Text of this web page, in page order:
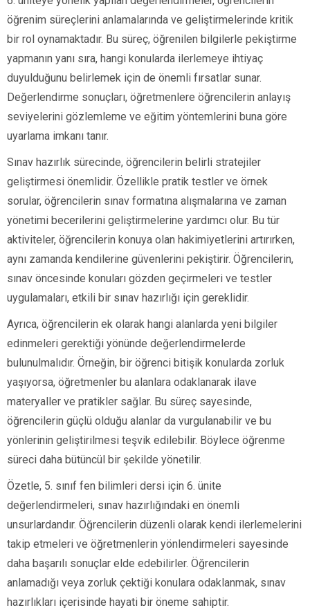
öğrenim süreçlerini anlamalarında ve geliştirmelerinde kritik
bir rol oynamaktadır. Bu süreç, öğrenilen bilgilerle pekiştirme
yapmanın yanı sıra, hangi konularda ilerlemeye ihtiyaç
duyulduğunu belirlemek için de önemli fırsatlar sunar.
Değerlendirme sonuçları, öğretmenlere öğrencilerin anlayış
seviyelerini gözlemleme ve eğitim yöntemlerini buna göre
uyarlama imkanı tanır.
Sınav hazırlık sürecinde, öğrencilerin belirli stratejiler
geliştirmesi önemlidir. Özellikle pratik testler ve örnek
sorular, öğrencilerin sınav formatına alışmalarına ve zaman
yönetimi becerilerini geliştirmelerine yardımcı olur. Bu tür
aktiviteler, öğrencilerin konuya olan hakimiyetlerini artırırken,
aynı zamanda kendilerine güvenlerini pekiştirir. Öğrencilerin,
sınav öncesinde konuları gözden geçirmeleri ve testler
uygulamaları, etkili bir sınav hazırlığı için gereklidir.
Ayrıca, öğrencilerin ek olarak hangi alanlarda yeni bilgiler
edinmeleri gerektiği yönünde değerlendirmelerde
bulunulmalıdır. Örneğin, bir öğrenci bitişik konularda zorluk
yaşıyorsa, öğretmenler bu alanlara odaklanarak ilave
materyaller ve pratikler sağlar. Bu süreç sayesinde,
öğrencilerin güçlü olduğu alanlar da vurgulanabilir ve bu
yönlerinin geliştirilmesi teşvik edilebilir. Böylece öğrenme
süreci daha bütüncül bir şekilde yönetilir.
Özetle, 5. sınıf fen bilimleri dersi için 6. ünite
değerlendirmeleri, sınav hazırlığındaki en önemli
unsurlardandır. Öğrencilerin düzenli olarak kendi ilerlemelerini
takip etmeleri ve öğretmenlerin yönlendirmeleri sayesinde
daha başarılı sonuçlar elde edebilirler. Öğrencilerin
anlamadığı veya zorluk çektiği konulara odaklanmak, sınav
hazırlıkları içerisinde hayati bir öneme sahiptir.